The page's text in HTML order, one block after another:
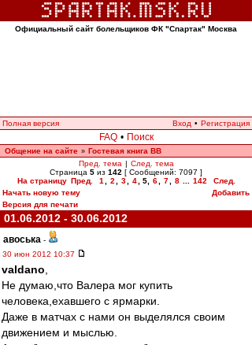
Официальный сайт болельщиков ФК "Спартак" Москва
Полная версия Вход • Регистрация
FAQ • Поиск
Общение на сайте » Гостевая книга ВВ
Пред. тема | След. тема
Страница 5 из 142 [ Сообщений: 7097 ]
На страницу Пред. 1 2 3 4 5, 6 7 8 142
След.
Начать новую тему
Добавить
Версия для печати
01.06.2012 - 30.06.2012
авоська -
30 июн 2012 10:37
valdano
Не думаю,что Валера мог купить
человека,ехавшего с ярмарки.
Даже в матчах с нами он выделялся своим
движением и мыслью.